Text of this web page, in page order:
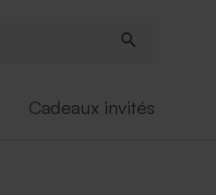
Cadeaux invités